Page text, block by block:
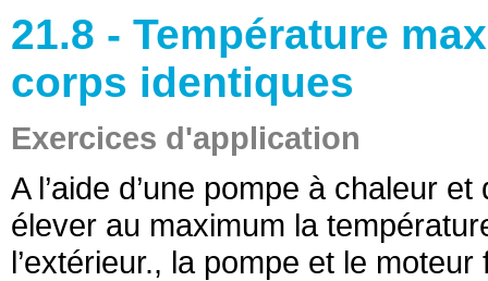
21.8 - Température
corps identiques
Exercices d'application
A l’aide d’une pompe à chaleur
élever au maximum la
l’extérieur., la pompe et le